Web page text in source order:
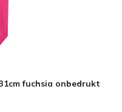
fuchsia onbedrukt